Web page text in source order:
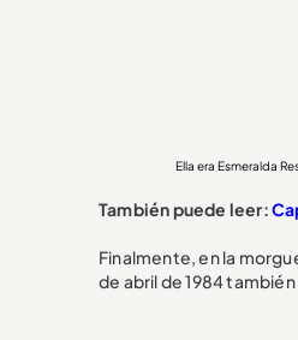
Ella era Esmeralda
También puede leer:
Finalmente, en la
de abril de 1984